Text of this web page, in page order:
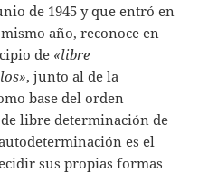
de 1945 y que entró en
año, reconoce en
de «libre
, junto al de la
base del orden
libre determinación de
es el
sus propias formas